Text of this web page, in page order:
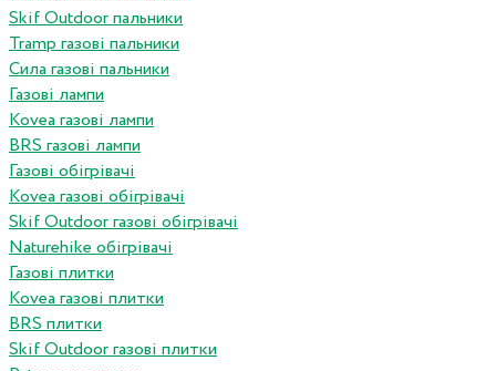
Skif Outdoor пальники
Tramp газові пальники
Сила газові пальники
Газові лампи
Kovea газові лампи
BRS газові лампи
Газові обігрівачі
Kovea газові обігрівачі
Skif Outdoor газові обігрівачі
Naturehike обігрівачі
Газові плитки
Kovea газові плитки
BRS плитки
Skif Outdoor газові плитки